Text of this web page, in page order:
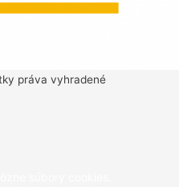
práva vyhradené